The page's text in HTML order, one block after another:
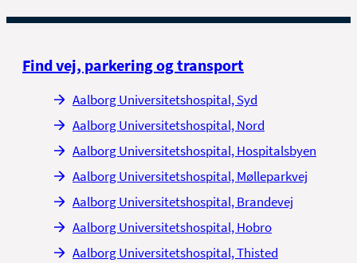
Find vej, parkering og transport
Aalborg Universitetshospital, Syd
Aalborg Universitetshospital, Nord
Aalborg Universitetshospital, Hospitalsbyen
Aalborg Universitetshospital, Mølleparkvej
Aalborg Universitetshospital, Brandevej
Aalborg Universitetshospital, Hobro
Aalborg Universitetshospital, Thisted